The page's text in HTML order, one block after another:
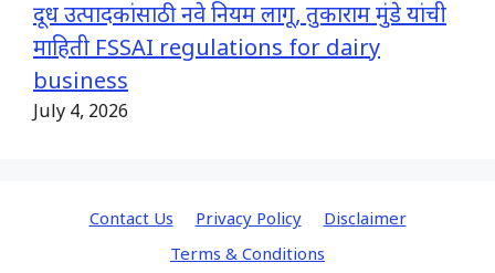
दूध उत्पादकांसाठी नवे नियम लागू, तुकाराम मुंडे यांची
माहिती FSSAI regulations for dairy
business
July 4, 2026
Contact Us Privacy Policy
Disclaimer
Terms & Conditions